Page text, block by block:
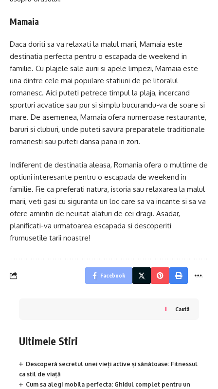
Mamaia
Daca doriti sa va relaxati la malul marii, Mamaia este
destinatia perfecta pentru o escapada de weekend in
familie. Cu plajele sale aurii si apele limpezi, Mamaia este
una dintre cele mai populare statiuni de pe litoralul
romanesc. Aici puteti petrece timpul la plaja, incercand
sporturi acvatice sau pur si simplu bucurandu-va de soare si
mare. De asemenea, Mamaia ofera numeroase restaurante,
baruri si cluburi, unde puteti savura preparatele traditionale
romanesti sau puteti dansa pana in zori.
Indiferent de destinatia aleasa, Romania ofera o multime de
optiuni interesante pentru o escapada de weekend in
familie. Fie ca preferati natura, istoria sau relaxarea la malul
marii, veti gasi cu siguranta un loc care sa va incante si sa va
ofere amintiri de neuitat alaturi de cei dragi. Asadar,
planificati-va urmatoarea escapada si descoperiti
frumusetile tarii noastre!
Facebook
Caută
Ultimele Stiri
Descoperă secretul unei vieți active și sănătoase: Fitnessul
ca stil de viață
Cum sa alegi mobila perfecta: Ghidul complet pentru un